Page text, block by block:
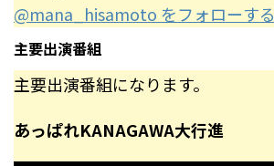
@mana_hisamoto をフォローする
主要出演番組
主要出演番組になります。
あっぱれKANAGAWA大行進